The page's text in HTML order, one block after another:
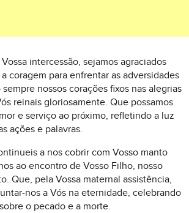
intercessão, sejamos agraciados
coragem para enfrentar as adversidades
nossos corações fixos nas alegrias
reinais gloriosamente. Que possamos
e serviço ao próximo, refletindo a luz
ações e palavras.
a nos cobrir com Vosso manto
ao encontro de Vosso Filho, nosso
Que, pela Vossa maternal assistência,
nos a Vós na eternidade, celebrando
o pecado e a morte.